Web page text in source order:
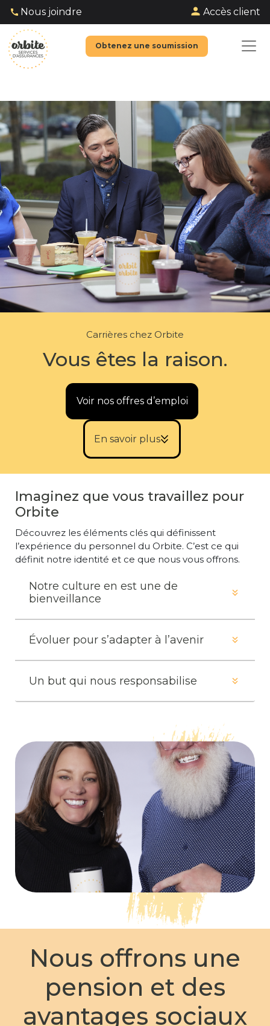
Nous joindre Accès client
Obtenez une soumission
Carrières chez Orbite
Vous êtes la raison.
Voir nos offres d’emploi
En savoir pluskeyboard_double_arrow_down
Imaginez que vous travaillez pour
Orbite
Découvrez les éléments clés qui définissent
l’expérience du personnel du Orbite. C’est ce qui
définit notre identité et ce que nous vous offrons.
Notre culture en est une de
bienveillance
Évoluer pour s’adapter à l’avenir
Un but qui nous responsabilise
Nous offrons une
pension et des
avantages sociaux